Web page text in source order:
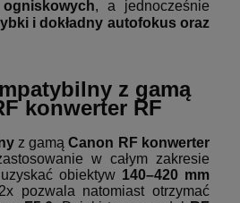
, a jednocześnie
i dokładny autofokus oraz
z gamą
konwerter RF
z gamąCanon RF konwerter
w całym zakresie
obiektyw 140–420 mm
pozwala natomiast otrzymać